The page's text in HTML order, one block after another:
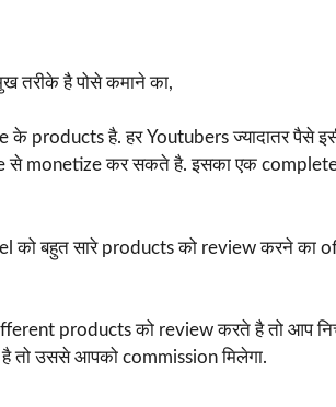
तरीके है पोसे कमाने का,
के products है. हर Youtubers ज्यादातर पैसे
monetize कर सकते है. इसका एक
को बहुत सारे products को review करने का
products को review करते है तो आप
तो उससे आपको commission मिलेगा.